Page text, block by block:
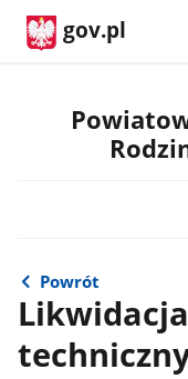
gov.pl
Powrót